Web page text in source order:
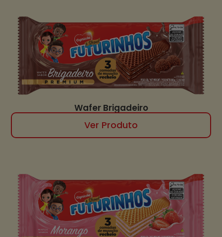
Wafer Brigadeiro
Ver Produto